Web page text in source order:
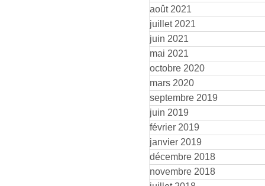
août 2021
juillet 2021
juin 2021
mai 2021
octobre 2020
mars 2020
septembre 2019
juin 2019
février 2019
janvier 2019
décembre 2018
novembre 2018